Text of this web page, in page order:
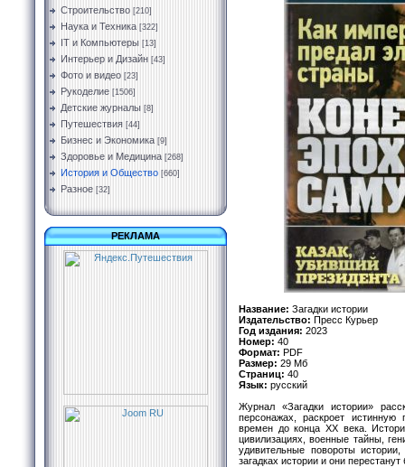
Строительство [210]
Наука и Техника [322]
IT и Компьютеры [13]
Интерьер и Дизайн [43]
Фото и видео [23]
Рукоделие [1506]
Детские журналы [8]
Путешествия [44]
Бизнес и Экономика [9]
Здоровье и Медицина [268]
История и Общество [660]
Разное [32]
РЕКЛАМА
Название: Загадки истории
Издательство: Пресс Курьер
Год издания: 2023
Номер: 40
Формат: PDF
Размер: 29 Мб
Страниц: 40
Язык: русский
Журнал «Загадки истории»
персонажах, раскроет
времен до конца ХХ века.
цивилизациях, военные тайны,
удивительные повороты
загадках истории и они